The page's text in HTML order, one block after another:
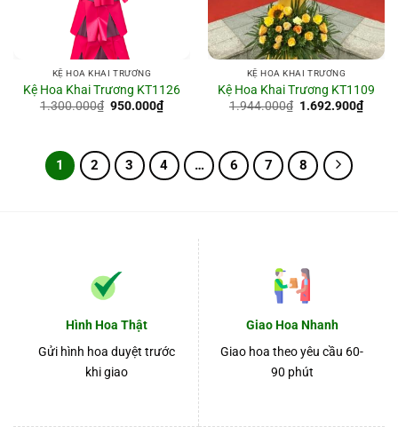
KỆ HOA KHAI TRƯƠNG
Kệ Hoa Khai Trương KT1126
1.300.000₫ Giá
950.000₫Giá
hiện
950.000₫.
KỆ HOA KHAI TRƯƠNG
Kệ Hoa Khai Trương KT1109
1.944.000₫ Giá
1.692.900₫Giá
hiện
1 2 3 4 … 6 7 8
Hình Hoa Thật
Gửi hình hoa duyệt trước
khi giao
Giao Hoa Nhanh
Giao hoa theo yêu cầu 60-
90 phút